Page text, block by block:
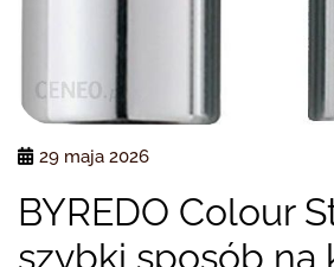
29 maja 2026
BYREDO Colour
szybki sposób na